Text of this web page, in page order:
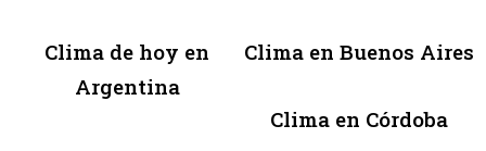
Clima de hoy en
Argentina
Clima en Buenos Aires
Clima en Córdoba